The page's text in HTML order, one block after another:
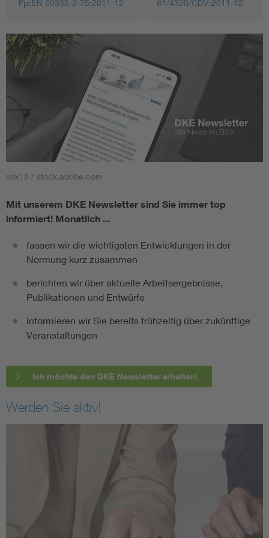
FprEN 60335-2-75:2011-12 61/4320/CDV:2011-12
sdx15 / stock.adobe.com
Mit unserem DKE Newsletter sind Sie immer top
informiert! Monatlich ...
fassen wir die wichtigsten Entwicklungen in der
Normung kurz zusammen
berichten wir über aktuelle Arbeitsergebnisse,
Publikationen und Entwürfe
informieren wir Sie bereits frühzeitig über zukünftige
Veranstaltungen
Ich möchte den DKE Newsletter erhalten!
Werden Sie aktiv!